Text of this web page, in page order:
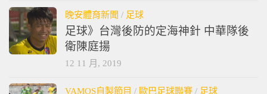
12月1日國體大開踢
28 11 月, 2018
晚安體育新聞
足球》台灣後防的定海神針 中華隊後
衛陳庭揚